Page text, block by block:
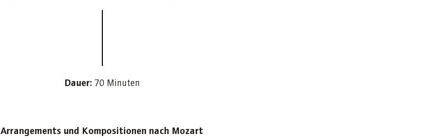
Dauer: 70 Minuten
Arrangements und Kompositionen nach Mozart